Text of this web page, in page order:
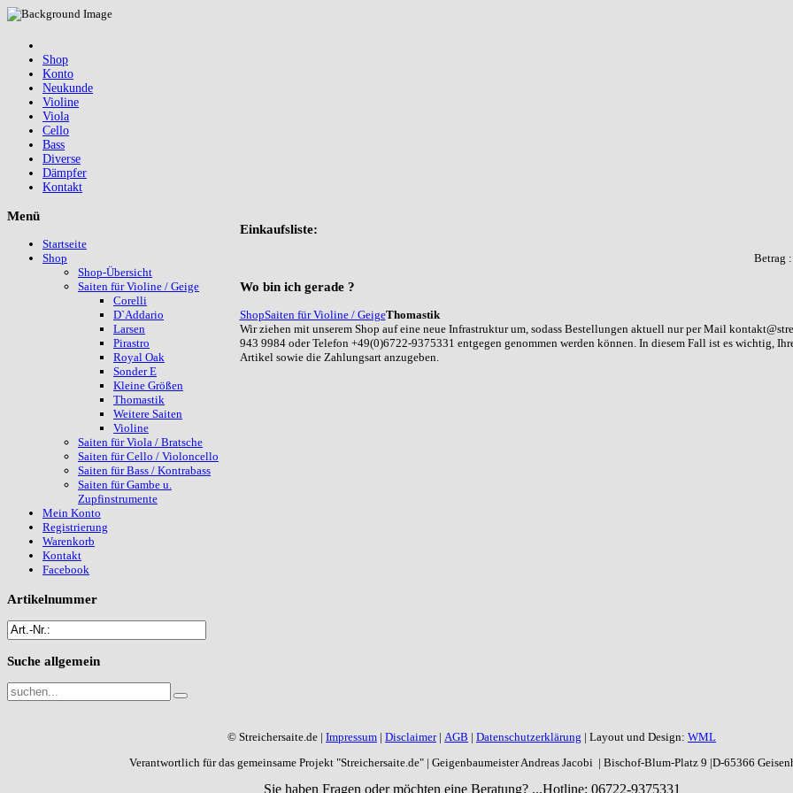
Shop
Konto
Neukunde
Violine
Viola
Cello
Bass
Diverse
Dämpfer
Kontakt
Einkaufsliste:
Betrag :
Wo bin ich gerade ?
ShopSaiten für Violine / GeigeThomastik
Wir ziehen mit unserem Shop auf eine neue Infrastruktur um, sodass Bestellungen aktuell nur per Mail
943 9984 oder Telefon +49(0)6722-9375331 entgegen genommen werden können. In diesem Fall ist es wichtig,
Artikel sowie die Zahlungsart anzugeben.
Menü
Startseite
Shop
Shop-Übersicht
Saiten für Violine / Geige
Corelli
D`Addario
Larsen
Pirastro
Royal Oak
Sonder E
Kleine Größen
Thomastik
Weitere Saiten
Violine
Saiten für Viola / Bratsche
Saiten für Cello / Violoncello
Saiten für Bass / Kontrabass
Saiten für Gambe u.
Zupfinstrumente
Mein Konto
Registrierung
Warenkorb
Kontakt
Facebook
Artikelnummer
Suche allgemein
© Streichersaite.de | Impressum | Disclaimer| AGB | Datenschutzerklärung | Layout und Design: WML
Verantwortlich für das gemeinsame Projekt "Streichersaite.de" | Geigenbaumeister Andreas Jacobi | Bischof-Blum-Platz 9 |D-65366
Sie haben Fragen oder möchten eine Beratung? ...Hotline: 06722-9375331